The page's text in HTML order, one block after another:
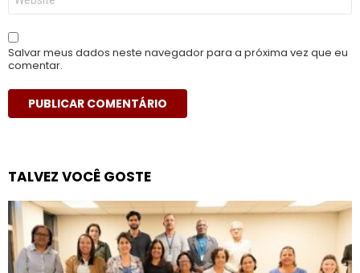
Salvar meus dados neste navegador para a próxima vez que eu
comentar.
TALVEZ VOCÊ GOSTE